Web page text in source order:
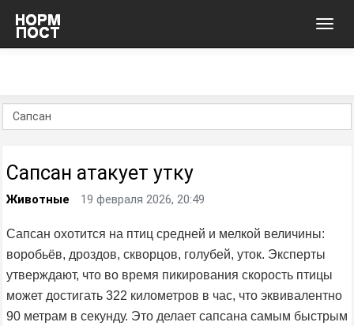
Сапсан атакует утку
Животные 19 февраля 2026, 20:49
Сапсан охотится на птиц средней и мелкой величины:
воробьёв, дроздов, скворцов, голубей, уток. Эксперты
утверждают, что во время пикирования скорость птицы
может достигать 322 километров в час, что эквивалентно
90 метрам в секунду. Это делает сапсана самым быстрым